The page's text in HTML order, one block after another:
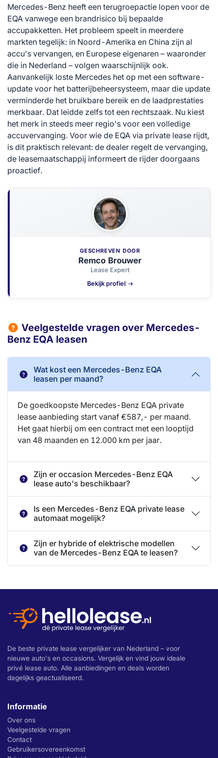
Mercedes-Benz heeft een terugroepactie lopen voor de
EQA vanwege een brandrisico bij bepaalde
accupakketten. Het probleem speelt in meerdere
markten tegelijk: in Noord-Amerika en China zijn al
accu's vervangen, en Europese eigenaren – waaronder
die in Nederland – volgen waarschijnlijk ook.
Aanvankelijk loste Mercedes het op met een software-
update voor het batterijbeheersysteem, maar die update
verminderde het bruikbare bereik en de laadprestaties
merkbaar. Dat leidde zelfs tot een rechtszaak. Nu kiest
het merk in steeds meer regio's voor een volledige
accuvervanging. Voor wie de EQA via private lease rijdt,
is dit praktisch relevant: de dealer regelt de vervanging,
de leasemaatschappij informeert de rijder doorgaans
proactief.
GESCHREVEN DOOR
Remco Brouwer
Lease Expert
Bekijk profiel
Veelgestelde vragen over Mercedes-
Benz EQA leasen
Wat kost een Mercedes-Benz EQA
leasen per maand?
De goedkoopste Mercedes-Benz EQA private
lease aanbieding start vanaf €587,- per maand.
Het gaat hierbij om een contract met een looptijd
van 48 maanden en 12.000 km per jaar.
Zijn er occasion Mercedes-Benz EQA
lease auto's beschikbaar?
Is een Mercedes-Benz EQA private lease
automaat mogelijk?
Zijn er hybride of elektrische modellen
van de Mercedes-Benz EQA te leasen?
De beste private lease vergelijker van Nederland – voor
nieuwe auto's en occasions. Vergelijk en vind jouw ideale
privé lease auto. Alle aanbiedingen en deals worden
dagelijks geactualiseerd.
Informatie
Over ons
Veelgestelde vragen
Contact
Gebruikersovereenkomst